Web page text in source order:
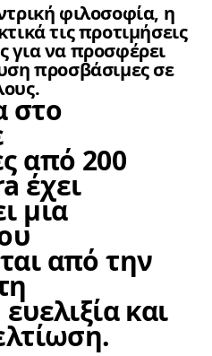
φιλοσοφία, η
τις προτιμήσεις
για να προσφέρει
προσβάσιμες σε
στο
από 200
έχει
μια
από την
και